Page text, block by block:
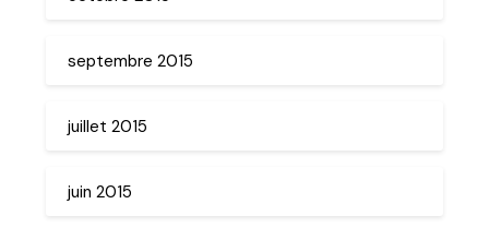
septembre 2015
juillet 2015
juin 2015